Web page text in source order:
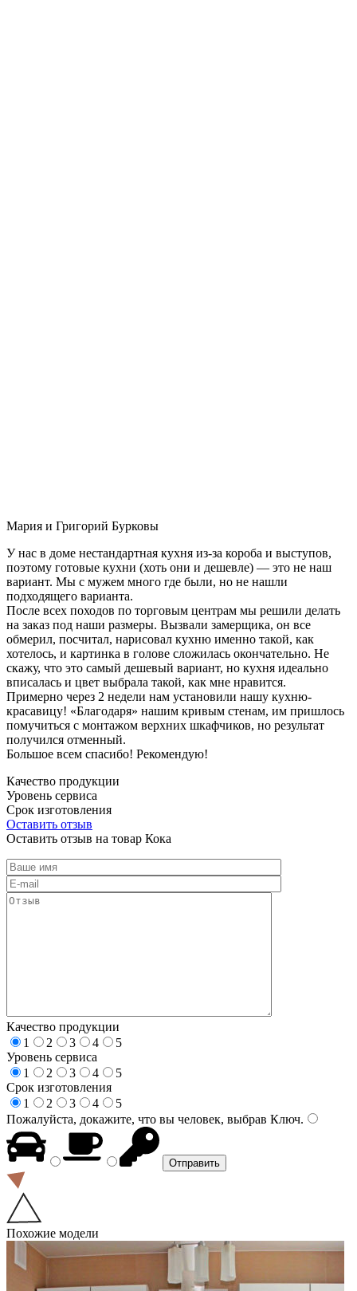
Мария и Григорий Бурковы
У нас в доме нестандартная кухня из-за короба и выступов,
поэтому готовые кухни (хоть они и дешевле) — это не наш
вариант. Мы с мужем много где были, но не нашли
подходящего варианта.
После всех походов по торговым центрам мы решили делать
на заказ под наши размеры. Вызвали замерщика, он все
обмерил, посчитал, нарисовал кухню именно такой, как
хотелось, и картинка в голове сложилась окончательно. Не
скажу, что это самый дешевый вариант, но кухня идеально
вписалась и цвет выбрала такой, как мне нравится.
Примерно через 2 недели нам установили нашу кухню-
красавицу! «Благодаря» нашим кривым стенам, им пришлось
помучиться с монтажом верхних шкафчиков, но результат
получился отменный.
Большое всем спасибо! Рекомендую!
Качество продукции
Уровень сервиса
Срок изготовления
Оставить отзыв
Оставить отзыв на товар Кока
Качество продукции
1
2 3 4
5
Уровень сервиса
1
2 3 4
5
Срок изготовления
1
2 3 4
5
Пожалуйста, докажите, что вы человек, выбрав Ключ.
Похожие модели